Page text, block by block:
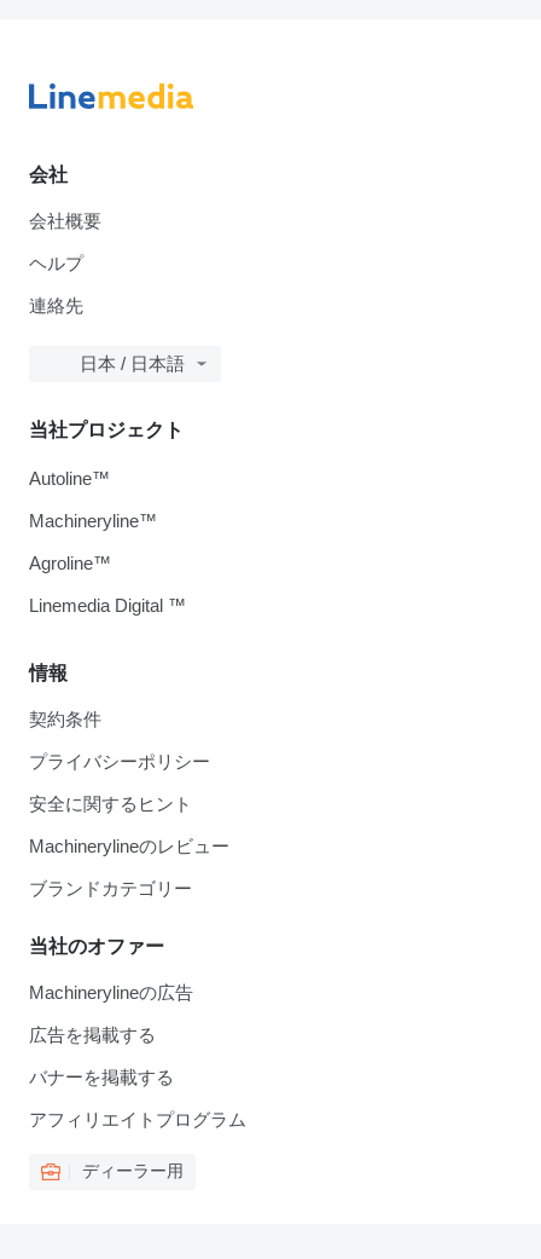
会社
会社概要
ヘルプ
連絡先
日本 / 日本語
情報
契約条件
プライバシーポリシー
安全に関するヒント
Machinerylineのレビュー
ブランドカテゴリー
当社のオファー
Machinerylineの広告
広告を掲載する
バナーを掲載する
アフィリエイトプログラム
ディーラー用
当社プロジェクト
Autoline™
Machineryline™
Agroline™
Linemedia Digital ™